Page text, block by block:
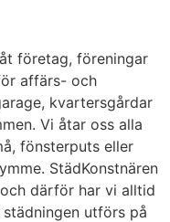
företag, föreningar
affärs- och
kvartersgårdar
Vi åtar oss alla
fönsterputs eller
StädKonstnären
därför har vi alltid
utförs på